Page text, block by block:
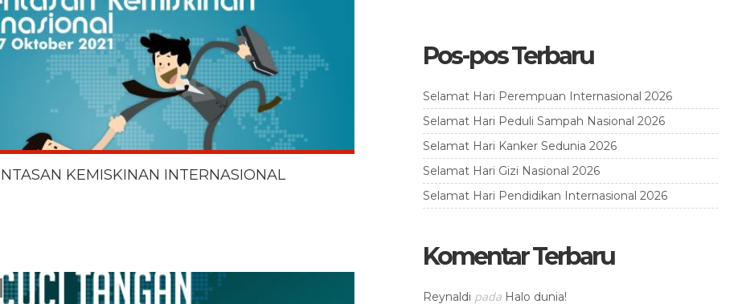
KEMISKINAN INTERNASIONAL
Pos-pos Terbaru
Selamat Hari Perempuan Internasional 2026
Selamat Hari Peduli Sampah Nasional 2026
Selamat Hari Kanker Sedunia 2026
Selamat Hari Gizi Nasional 2026
Selamat Hari Pendidikan Internasional 2026
Komentar Terbaru
Reynaldi pada Halo dunia!